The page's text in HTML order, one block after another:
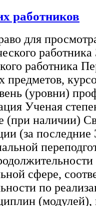
работников
для
работника
работника
предметов,
(уровни)
Ученая
(при наличии)
(за последние
сфере,
по
(модулей),